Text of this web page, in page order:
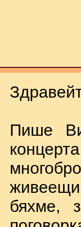
Пише
живеещи
бяхме,